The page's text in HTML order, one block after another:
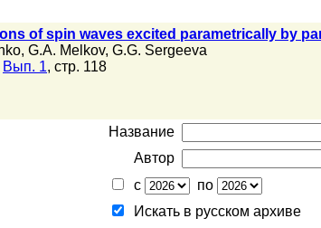
of spin waves excited parametrically by
, G.A. Melkov, G.G. Sergeeva
Вып. 1, стр. 118
Название
Автор
с
по
Искать в русском архиве